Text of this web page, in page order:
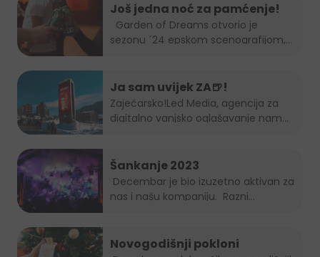
Još jedna noć za pamćenje!
sezonu ´24 epskom scenografijom,...
Ja sam uvijek ZA🍺!
Zaječarsko!Led Media, agencija za
digitalno vanjsko oglašavanje nam
Šankanje 2023
nas i našu kompaniju. Razni...
Novogodišnji pokloni